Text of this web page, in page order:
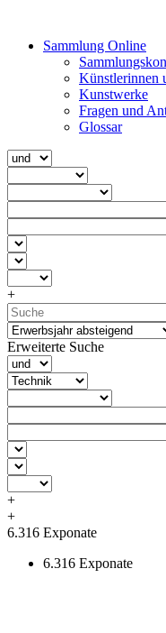
Sammlung Online
Künstlerinnen
Kunstwerke
Fragen und
Glossar
+
Erweiterte Suche
+
+
6.316 Exponate
6.316 Exponate